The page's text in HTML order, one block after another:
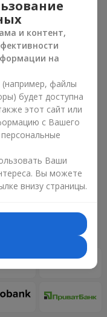
и контент,
на
файлы
будет доступна
этот сайт или
с Вашего
Ваши
Вы можете
внизу страницы.